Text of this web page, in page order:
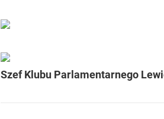
Szef Klubu Parlamentarnego